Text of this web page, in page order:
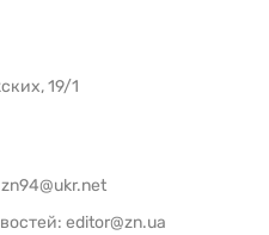
19/1
zn94@ukr.net
editor@zn.ua